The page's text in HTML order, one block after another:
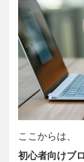
ここからは、
初心者向けブ